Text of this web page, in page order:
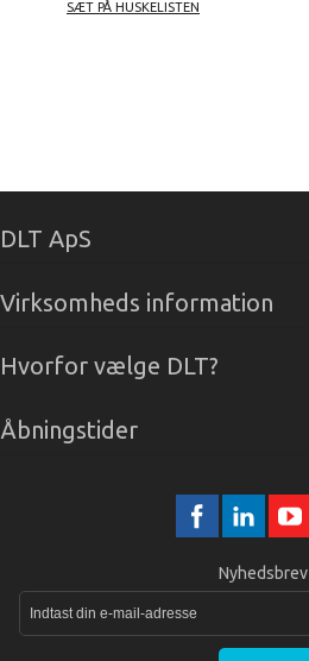
SÆT PÅ HUSKELISTEN
DLT ApS
Virksomheds information
Hvorfor vælge DLT?
Åbningstider
Nyhedsbrev